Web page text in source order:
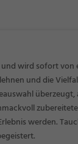
wird sofort
und die
werden.